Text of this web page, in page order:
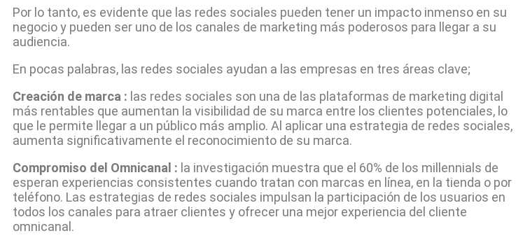
Por lo tanto, es evidente que las redes sociales pueden tener un impacto inmenso en su
negocio y pueden ser uno de los canales de marketing más poderosos para llegar a su
audiencia.
En pocas palabras, las redes sociales ayudan a las empresas en tres áreas clave;
Creación de marca : las redes sociales son una de las plataformas de marketing digital
más rentables que aumentan la visibilidad de su marca entre los clientes potenciales, lo
que le permite llegar a un público más amplio. Al aplicar una estrategia de redes sociales,
aumenta significativamente el reconocimiento de su marca.
Compromiso del Omnicanal : la investigación muestra que el 60% de los millennials de
esperan experiencias consistentes cuando tratan con marcas en línea, en la tienda o por
teléfono. Las estrategias de redes sociales impulsan la participación de los usuarios en
todos los canales para atraer clientes y ofrecer una mejor experiencia del cliente
omnicanal.